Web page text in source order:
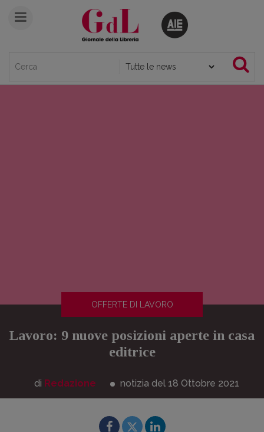
OFFERTE DI LAVORO
Lavoro: 9 nuove posizioni aperte in casa
editrice
di Redazione notizia del 18 Ottobre 2021